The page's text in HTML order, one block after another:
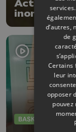
Actus de la
et feu
BASKET
services.
d’autres,
de
Certains
leur
opposer